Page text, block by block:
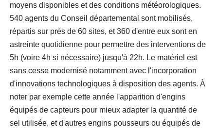
moyens disponibles et des conditions météorologiques.
540 agents du Conseil départemental sont mobilisés,
répartis sur près de 60 sites, et 360 d'entre eux sont en
astreinte quotidienne pour permettre des interventions de
5h (voire 4h si nécessaire) jusqu'à 22h. Le matériel est
sans cesse modernisé notamment avec l'incorporation
d'innovations technologiques à disposition des agents. À
noter par exemple cette année l'apparition d'engins
équipés de capteurs pour mieux adapter la quantité de
sel utilisée, et d'autres engins pousseurs ou équipés de